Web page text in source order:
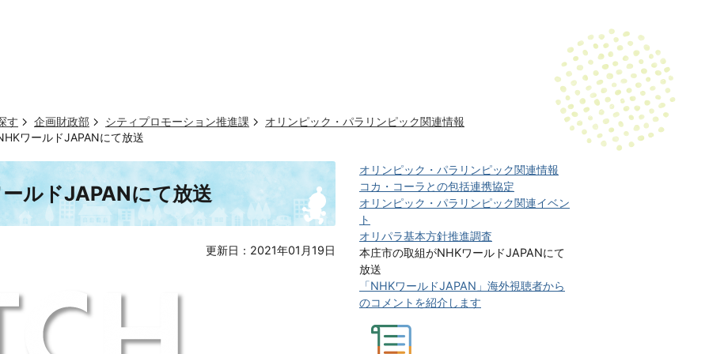
す 企画財政部 シティプロモーション推進課
オリンピック・パラリンピック関連情報
ワールドJAPANにて放送
ルドJAPANにて放送
更新日：2021年01月19日
オリンピック・パラリンピック関連情報
コカ・コーラとの包括連携協定
オリンピック・パラリンピック関連イベン
ト
オリパラ基本方針推進調査
本庄市の取組がNHKワールドJAPANにて
放送
「NHKワールドJAPAN」海外視聴者から
のコメントを紹介します